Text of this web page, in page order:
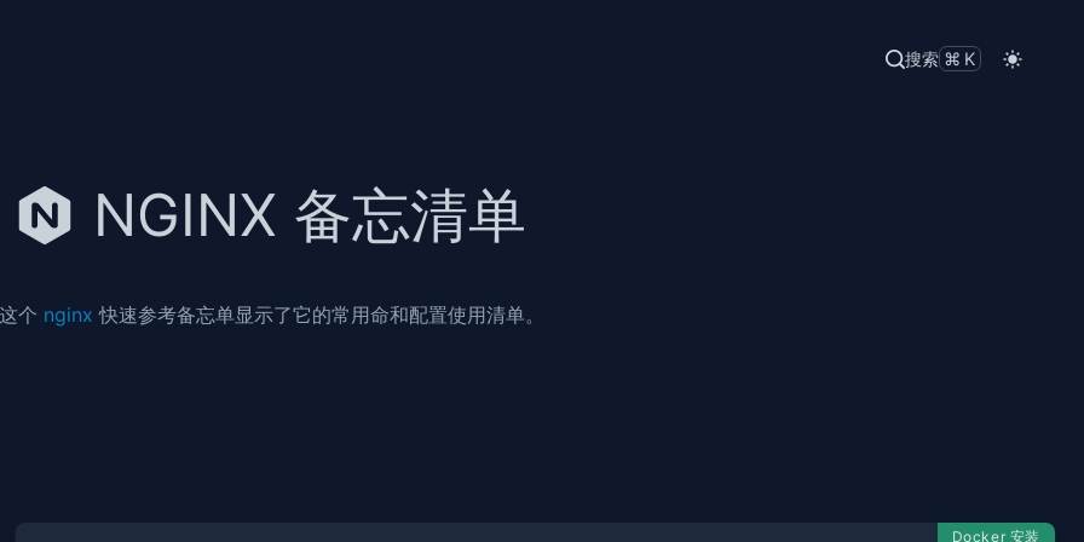
搜索 ⌘K
NGINX 备忘清单
个 nginx 快速参考备忘单显示了它的常用命和配置使用清单。
Docker 安装